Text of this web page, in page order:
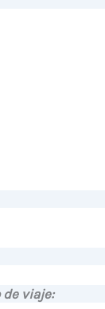
viaje: